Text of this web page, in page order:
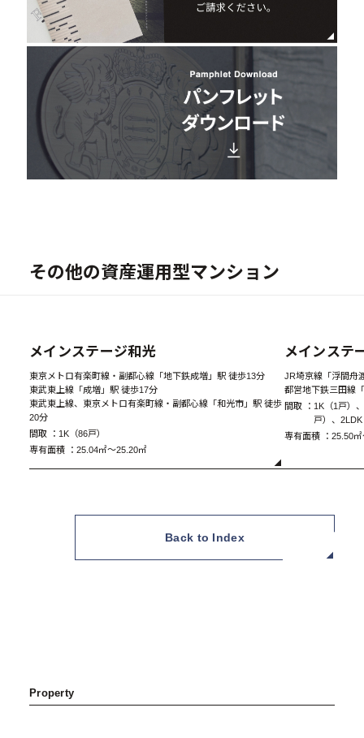
その他の資産運用型マンション
メインステージ和光
東京メトロ有楽町線・副都心線「地下鉄成増」駅 徒歩13分
東武東上線「成増」駅 徒歩17分
東武東上線、東京メトロ有楽町線・副都心線「和光市」駅 徒歩
20分
間取 ： 1K（86戸）
専有面積 ： 25.04㎡～25.20㎡
メインステ
JR埼京線「浮間舟
都営地下鉄三田線
間取 ： 1K（1戸）
戸）、
専有面積 ： 25.50
Back to Index
Property